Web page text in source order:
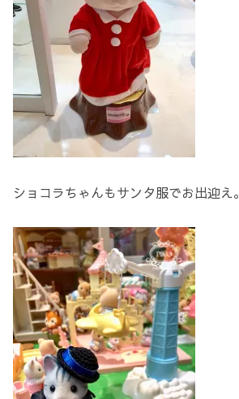
ショコラちゃんもサンタ服でお出迎え。